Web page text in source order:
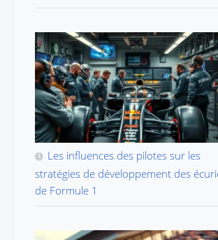
Les influences des pilotes sur les
stratégies de développement des
de Formule 1